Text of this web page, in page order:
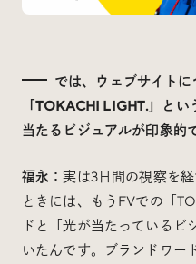
では、ウェブサイト
「TOKACHI LIGHT.」と
当たるビジュアルが印象的
福永：実は3日間の視察を
ときには、もうFVでの「
ドと「光が当たっているビ
いたんです。ブランドワー